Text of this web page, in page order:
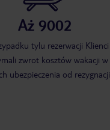
Aż 9002
tylu rezerwacji Klienci
zwrot kosztów wakacji w
ubezpieczenia od rezygnacji